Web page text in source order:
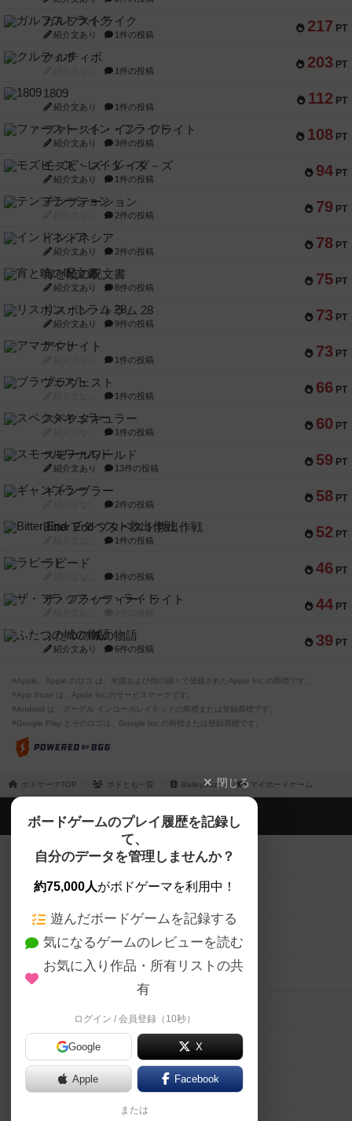
217 PT
ガルフストライク
紹介文あり 1件の投稿
203 PT
クルティボ
1件の投稿
112 PT
1809
紹介文あり 1件の投稿
108 PT
ファースト・イン・フライト
紹介文あり 3件の投稿
94 PT
モズビ－ズ・レイダ－ズ
紹介文あり 1件の投稿
79 PT
テンプテーション
2件の投稿
78 PT
インドネシア
紹介文あり 2件の投稿
75 PT
宵と暁の呪文書
紹介文あり 8件の投稿
73 PT
リスボン・トラム 28
紹介文あり 9件の投稿
73 PT
アマナイト
1件の投稿
66 PT
ブラヴェスト
1件の投稿
60 PT
スペクタキュラー
1件の投稿
59 PT
スモールワールド
紹介文あり 13件の投稿
58 PT
ギャンブラー
2件の投稿
52 PT
Bitter End ブタペスト救出作戦
1件の投稿
46 PT
ラピード
1件の投稿
44 PT
ザ・フラッフィー・ライト
39 PT
ふたつの城の物語
紹介文あり 6件の投稿
※Apple、Apple のロゴ は、米国および他の国々で登録されたApple Inc.の商標です。
※App Store は、Apple Inc.のサービスマークです。
※Android は、グーグル インコーポレイテッドの商標または登録商標です。
※Google Play とそのロゴは、Google Inc.の商標または登録商標です。
ボドゲーマTOP ボドとも一覧 BaileyBuzz マイボードゲーム
閉じる
ボードゲームのプレイ履歴を記録し
て、
自分のデータを管理しませんか？
約75,000人がボドゲーマを利用中！
遊んだボードゲームを記録する
気になるゲームのレビューを読む
お気に入り作品・所有リストの共
有
ログイン / 会員登録（10秒）
Google X
Apple Facebook
または
ボドゲーマTOP
ボードゲームを検索する
ボードゲームの新着レビュー
ボードゲーム会情報
メカニクス特集
掲示板・トピックス
ボドとも・会員一覧
ボードゲーム業界コラム